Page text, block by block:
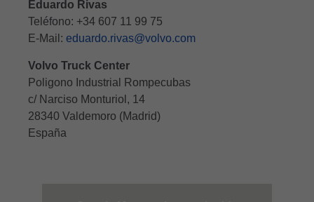
Eduardo Rivas
Teléfono: +34 607 11 99 75
E-Mail:eduardo.rivas@volvo.com
Volvo Truck Center
Poligono Industrial Rompecubas
c/ Narciso Monturiol, 14
28340 Valdemoro (Madrid)
España